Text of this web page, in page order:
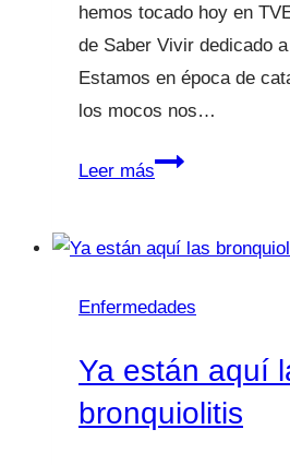
hemos tocado hoy en
de Saber Vivir dedicado
Estamos en época de
los mocos nos…
Leer más¿Es
mi
De
amígdalas
y
Enfermedades
Ya están aquí
bronquiolitis